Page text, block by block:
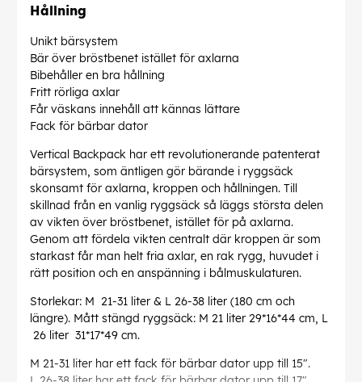
Hållning
Unikt bärsystem
Bär över bröstbenet istället för axlarna
Bibehåller en bra hållning
Fritt rörliga axlar
Får väskans innehåll att kännas lättare
Fack för bärbar dator
Vertical Backpack har ett revolutionerande patenterat
bärsystem, som äntligen gör bärande i ryggsäck
skonsamt för axlarna, kroppen och hållningen. Till
skillnad från en vanlig ryggsäck så läggs största delen
av vikten över bröstbenet, istället för på axlarna.
Genom att fördela vikten centralt där kroppen är som
starkast får man helt fria axlar, en rak rygg, huvudet i
rätt position och en anspänning i bålmuskulaturen.
Storlekar: M 21-31 liter & L 26-38 liter (180 cm och
längre). Mått stängd ryggsäck: M 21 liter 29*16*44 cm, L
26 liter 31*17*49 cm.
M 21-31 liter har ett fack för bärbar dator upp till 15".